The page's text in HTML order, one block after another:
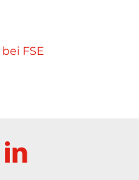
FSE